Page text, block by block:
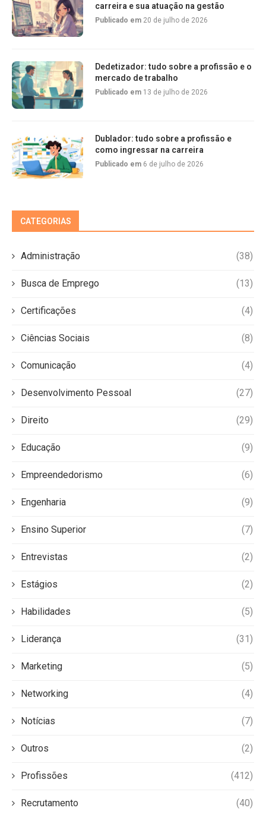
carreira e sua atuação na gestão
Publicado em 20 de julho de 2026
Dedetizador: tudo sobre a profissão e o
mercado de trabalho
Publicado em 13 de julho de 2026
Dublador: tudo sobre a profissão e
como ingressar na carreira
Publicado em 6 de julho de 2026
CATEGORIAS
Administração (38)
Busca de Emprego (13)
Certificações (4)
Ciências Sociais (8)
Comunicação (4)
Desenvolvimento Pessoal (27)
Direito (29)
Educação (9)
Empreendedorismo (6)
Engenharia (9)
Ensino Superior (7)
Entrevistas (2)
Estágios (2)
Habilidades (5)
Liderança (31)
Marketing (5)
Networking (4)
Notícias (7)
Outros (2)
Profissões (412)
Recrutamento (40)